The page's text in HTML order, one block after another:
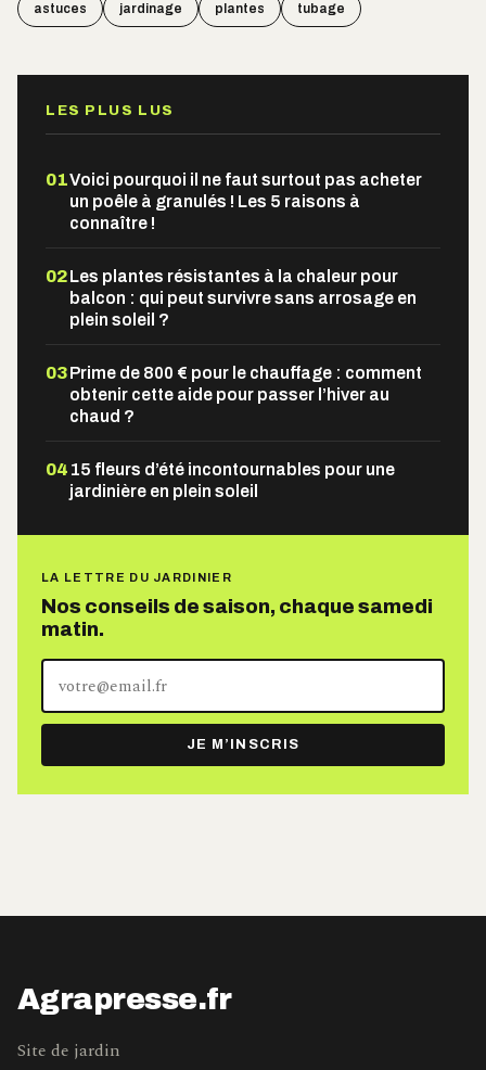
astuces jardinage plantes tubage
LES PLUS LUS
01Voici pourquoi il ne faut surtout pas acheter
un poêle à granulés ! Les 5 raisons à
connaître !
02Les plantes résistantes à la chaleur pour
balcon : qui peut survivre sans arrosage en
plein soleil ?
03Prime de 800 € pour le chauffage : comment
obtenir cette aide pour passer l’hiver au
chaud ?
04 15 fleurs d’été incontournables pour une
jardinière en plein soleil
LA LETTRE DU JARDINIER
Nos conseils de saison, chaque samedi
matin.
adresse
e-
mail
JE M’INSCRIS
Agrapresse.fr
Site de jardin